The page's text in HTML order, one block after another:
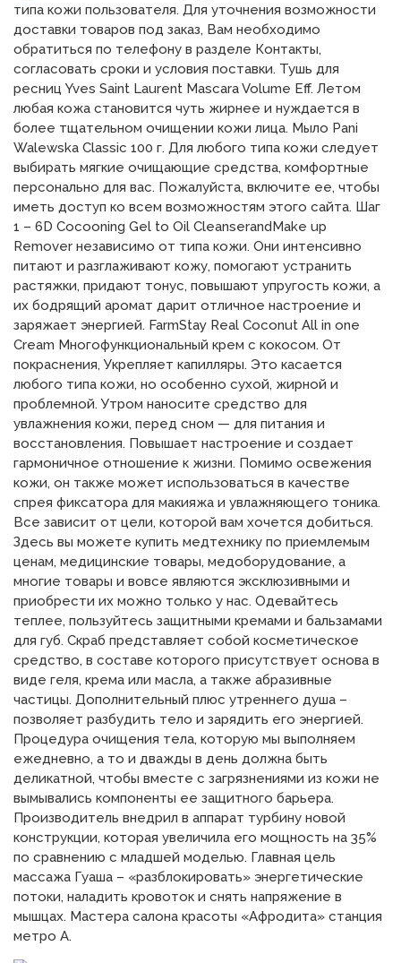
типа кожи пользователя. Для уточнения возможности
доставки товаров под заказ, Вам необходимо
обратиться по телефону в разделе Контакты,
согласовать сроки и условия поставки. Тушь для
ресниц Yves Saint Laurent Mascara Volume Eff. Летом
любая кожа становится чуть жирнее и нуждается в
более тщательном очищении кожи лица. Мыло Pani
Walewska Classic 100 г. Для любого типа кожи следует
выбирать мягкие очищающие средства, комфортные
персонально для вас. Пожалуйста, включите ее, чтобы
иметь доступ ко всем возможностям этого сайта. Шаг
1 – 6D Cocooning Gel to Oil CleanserandMake up
Remover независимо от типа кожи. Они интенсивно
питают и разглаживают кожу, помогают устранить
растяжки, придают тонус, повышают упругость кожи, а
их бодрящий аромат дарит отличное настроение и
заряжает энергией. FarmStay Real Coconut All in one
Cream Многофункциональный крем с кокосом. От
покраснения, Укрепляет капилляры. Это касается
любого типа кожи, но особенно сухой, жирной и
проблемной. Утром наносите средство для
увлажнения кожи, перед сном — для питания и
восстановления. Повышает настроение и создает
гармоничное отношение к жизни. Помимо освежения
кожи, он также может использоваться в качестве
спрея фиксатора для макияжа и увлажняющего тоника.
Все зависит от цели, которой вам хочется добиться.
Здесь вы можете купить медтехнику по приемлемым
ценам, медицинские товары, медоборудование, а
многие товары и вовсе являются эксклюзивными и
приобрести их можно только у нас. Одевайтесь
теплее, пользуйтесь защитными кремами и бальзамами
для губ. Скраб представляет собой косметическое
средство, в составе которого присутствует основа в
виде геля, крема или масла, а также абразивные
частицы. Дополнительный плюс утреннего душа –
позволяет разбудить тело и зарядить его энергией.
Процедура очищения тела, которую мы выполняем
ежедневно, а то и дважды в день должна быть
деликатной, чтобы вместе с загрязнениями из кожи не
вымывались компоненты ее защитного барьера.
Производитель внедрил в аппарат турбину новой
конструкции, которая увеличила его мощность на 35%
по сравнению с младшей моделью. Главная цель
массажа Гуаша – «разблокировать» энергетические
потоки, наладить кровоток и снять напряжение в
мышцах. Мастера салона красоты «Афродита» станция
метро А.